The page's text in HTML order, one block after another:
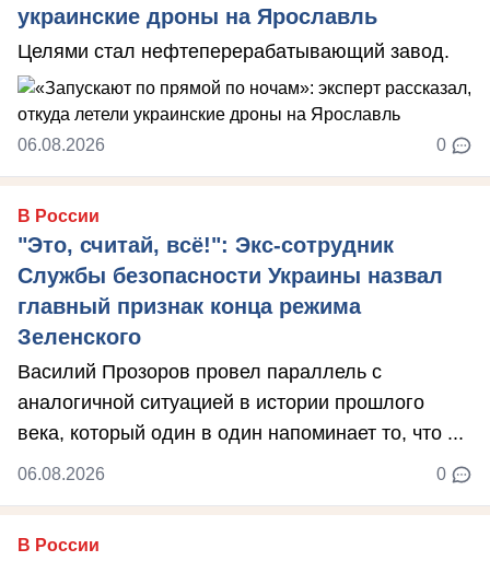
украинские дроны на Ярославль
Целями стал нефтеперерабатывающий завод.
06.08.2026 0
В России
"Это, считай, всё!": Экс-сотрудник
Службы безопасности Украины назвал
главный признак конца режима
Зеленского
Василий Прозоров провел параллель с
аналогичной ситуацией в истории прошлого
века, который один в один напоминает то, что ...
06.08.2026 0
В России